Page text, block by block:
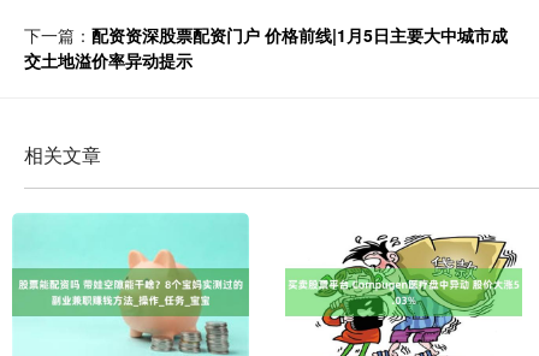
下一篇： 配资资深股票配资门户 价格前线|1月5日主要大中城市成
交土地溢价率异动提示
相关文章